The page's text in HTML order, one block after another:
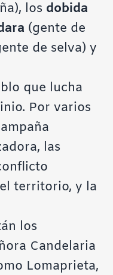
los dobida
(gente de
de selva) y
que lucha
Por varios
las
territorio, y la
los
Candelaria
Lomaprieta,